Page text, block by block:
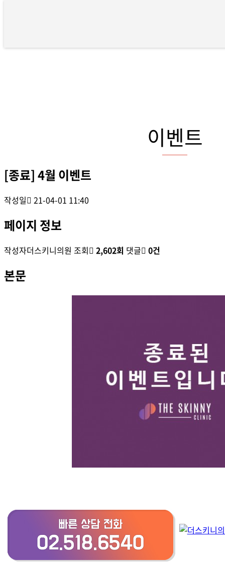
이벤트
[종료] 4월 이벤트
작성일 21-04-01 11:40
페이지 정보
작성자더스키니의원 조회 2,602회 댓글 0건
본문